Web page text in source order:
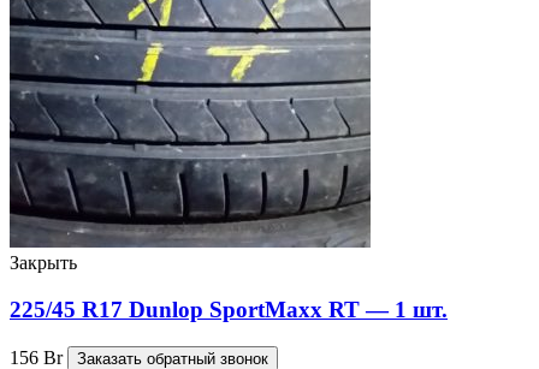
Закрыть
225/45 R17 Dunlop SportMaxx RT — 1 шт.
156 Br Заказать обратный звонок